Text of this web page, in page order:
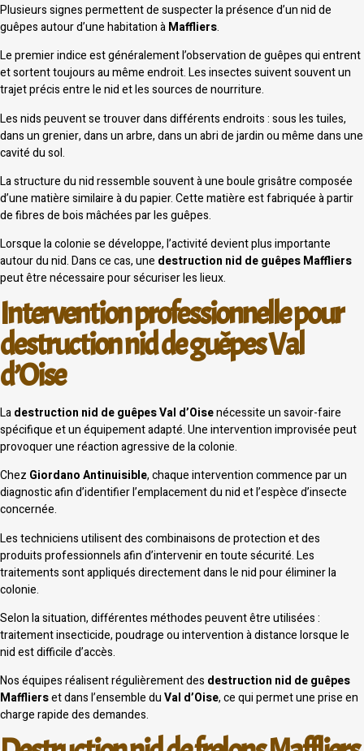
Plusieurs signes permettent de suspecter la présence d’un nid de
guêpes autour d’une habitation àMaffliers.
Le premier indice est généralement l’observation de guêpes qui entrent
et sortent toujours au même endroit. Les insectes suivent souvent un
trajet précis entre le nid et les sources de nourriture.
Les nids peuvent se trouver dans différents endroits : sous les tuiles,
dans un grenier, dans un arbre, dans un abri de jardin ou même dans une
cavité du sol.
La structure du nid ressemble souvent à une boule grisâtre composée
d’une matière similaire à du papier. Cette matière est fabriquée à partir
de fibres de bois mâchées par les guêpes.
Lorsque la colonie se développe, l’activité devient plus importante
autour du nid. Dans ce cas, une destruction nid de guêpes Maffliers
peut être nécessaire pour sécuriser les lieux.
Intervention professionnelle pour
destruction nid de guêpes Val
d’Oise
Ladestruction nid de guêpes Val d’Oisenécessite un savoir-faire
spécifique et un équipement adapté. Une intervention improvisée peut
provoquer une réaction agressive de la colonie.
Chez Giordano Antinuisible, chaque intervention commence par un
diagnostic afin d’identifier l’emplacement du nid et l’espèce d’insecte
concernée.
Les techniciens utilisent des combinaisons de protection et des
produits professionnels afin d’intervenir en toute sécurité. Les
traitements sont appliqués directement dans le nid pour éliminer la
colonie.
Selon la situation, différentes méthodes peuvent être utilisées :
traitement insecticide, poudrage ou intervention à distance lorsque le
nid est difficile d’accès.
Nos équipes réalisent régulièrement des destruction nid de guêpes
Mafflierset dans l’ensemble duVal d’Oise, ce qui permet une prise en
charge rapide des demandes.